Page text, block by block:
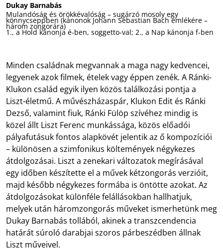
Dukay Barnabás
Mulandóság és örökkévalóság – sugárzó mosoly egy
könnycseppben (kánonok Johann Sebastian Bach emlékére –
három zongorára)
1., a Hold kánonja é-ben, soggetto-val; 2., a Nap kánonja f-ben
Minden családnak megvannak a maga nagy kedvencei,
legyenek azok filmek, ételek vagy éppen zenék. A Ránki-
Klukon család egyik ilyen közös találkozási pontja a
Liszt-életmű. A művészházaspár, Klukon Edit és Ránki
Dezső, valamint fiuk, Ránki Fülöp szívéhez mindig is
közel állt Liszt Ferenc munkássága, közös előadói
pályafutásuk fontos alapkövét jelentik az ő kompozíciói
– különösen a szimfonikus költemények négykezes
átdolgozásai. Liszt a zenekari változatok megírásával
egy időben készítette el a művek kétzongorás verzióit,
majd később négykezes formába is öntötte azokat. Az
átdolgozásokat különféle felállásokban hallhatjuk,
melyek után háromzongorás műveket ismerhetünk meg
Dukay Barnabás tollából, akinek a transzcendencia
határát súroló darabjai szoros párbeszédben állnak
Liszt műveivel.